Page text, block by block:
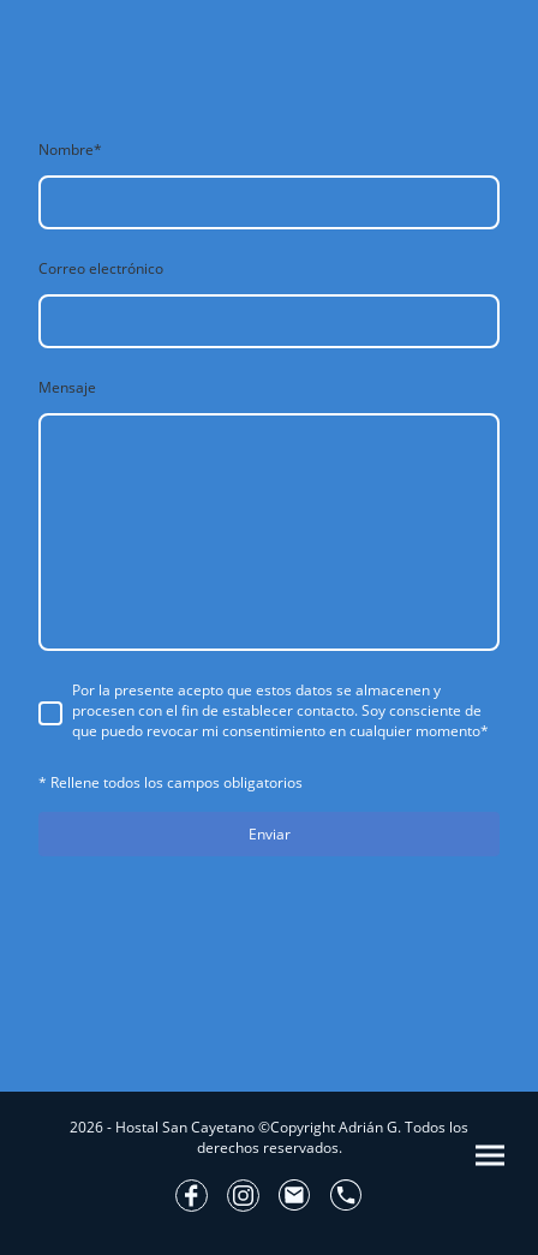
Nombre*
Correo electrónico
Mensaje
Por la presente acepto que estos datos se almacenen y
procesen con el fin de establecer contacto. Soy consciente de
que puedo revocar mi consentimiento en cualquier momento*
* Rellene todos los campos obligatorios
Enviar
2026 - Hostal San Cayetano ©Copyright Adrián G. Todos los
derechos reservados.